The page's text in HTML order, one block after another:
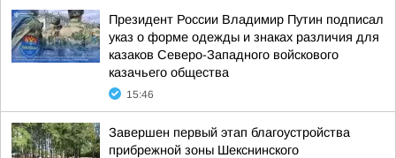
Президент России Владимир Путин подписал
указ о форме одежды и знаках различия для
казаков Северо-Западного войскового
казачьего общества
15:46
Завершен первый этап благоустройства
прибрежной зоны Шекснинского